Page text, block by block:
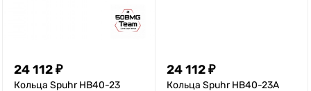
24 112₽
Кольца Spuhr HB40-23
24 112₽
Кольца Spuhr HB40-23A